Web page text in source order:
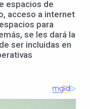
espacios de
acceso a internet
para
se les dará la
ser incluidas en